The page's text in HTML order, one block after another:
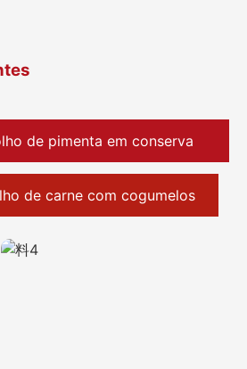
de pimenta em conserva
de carne com cogumelos